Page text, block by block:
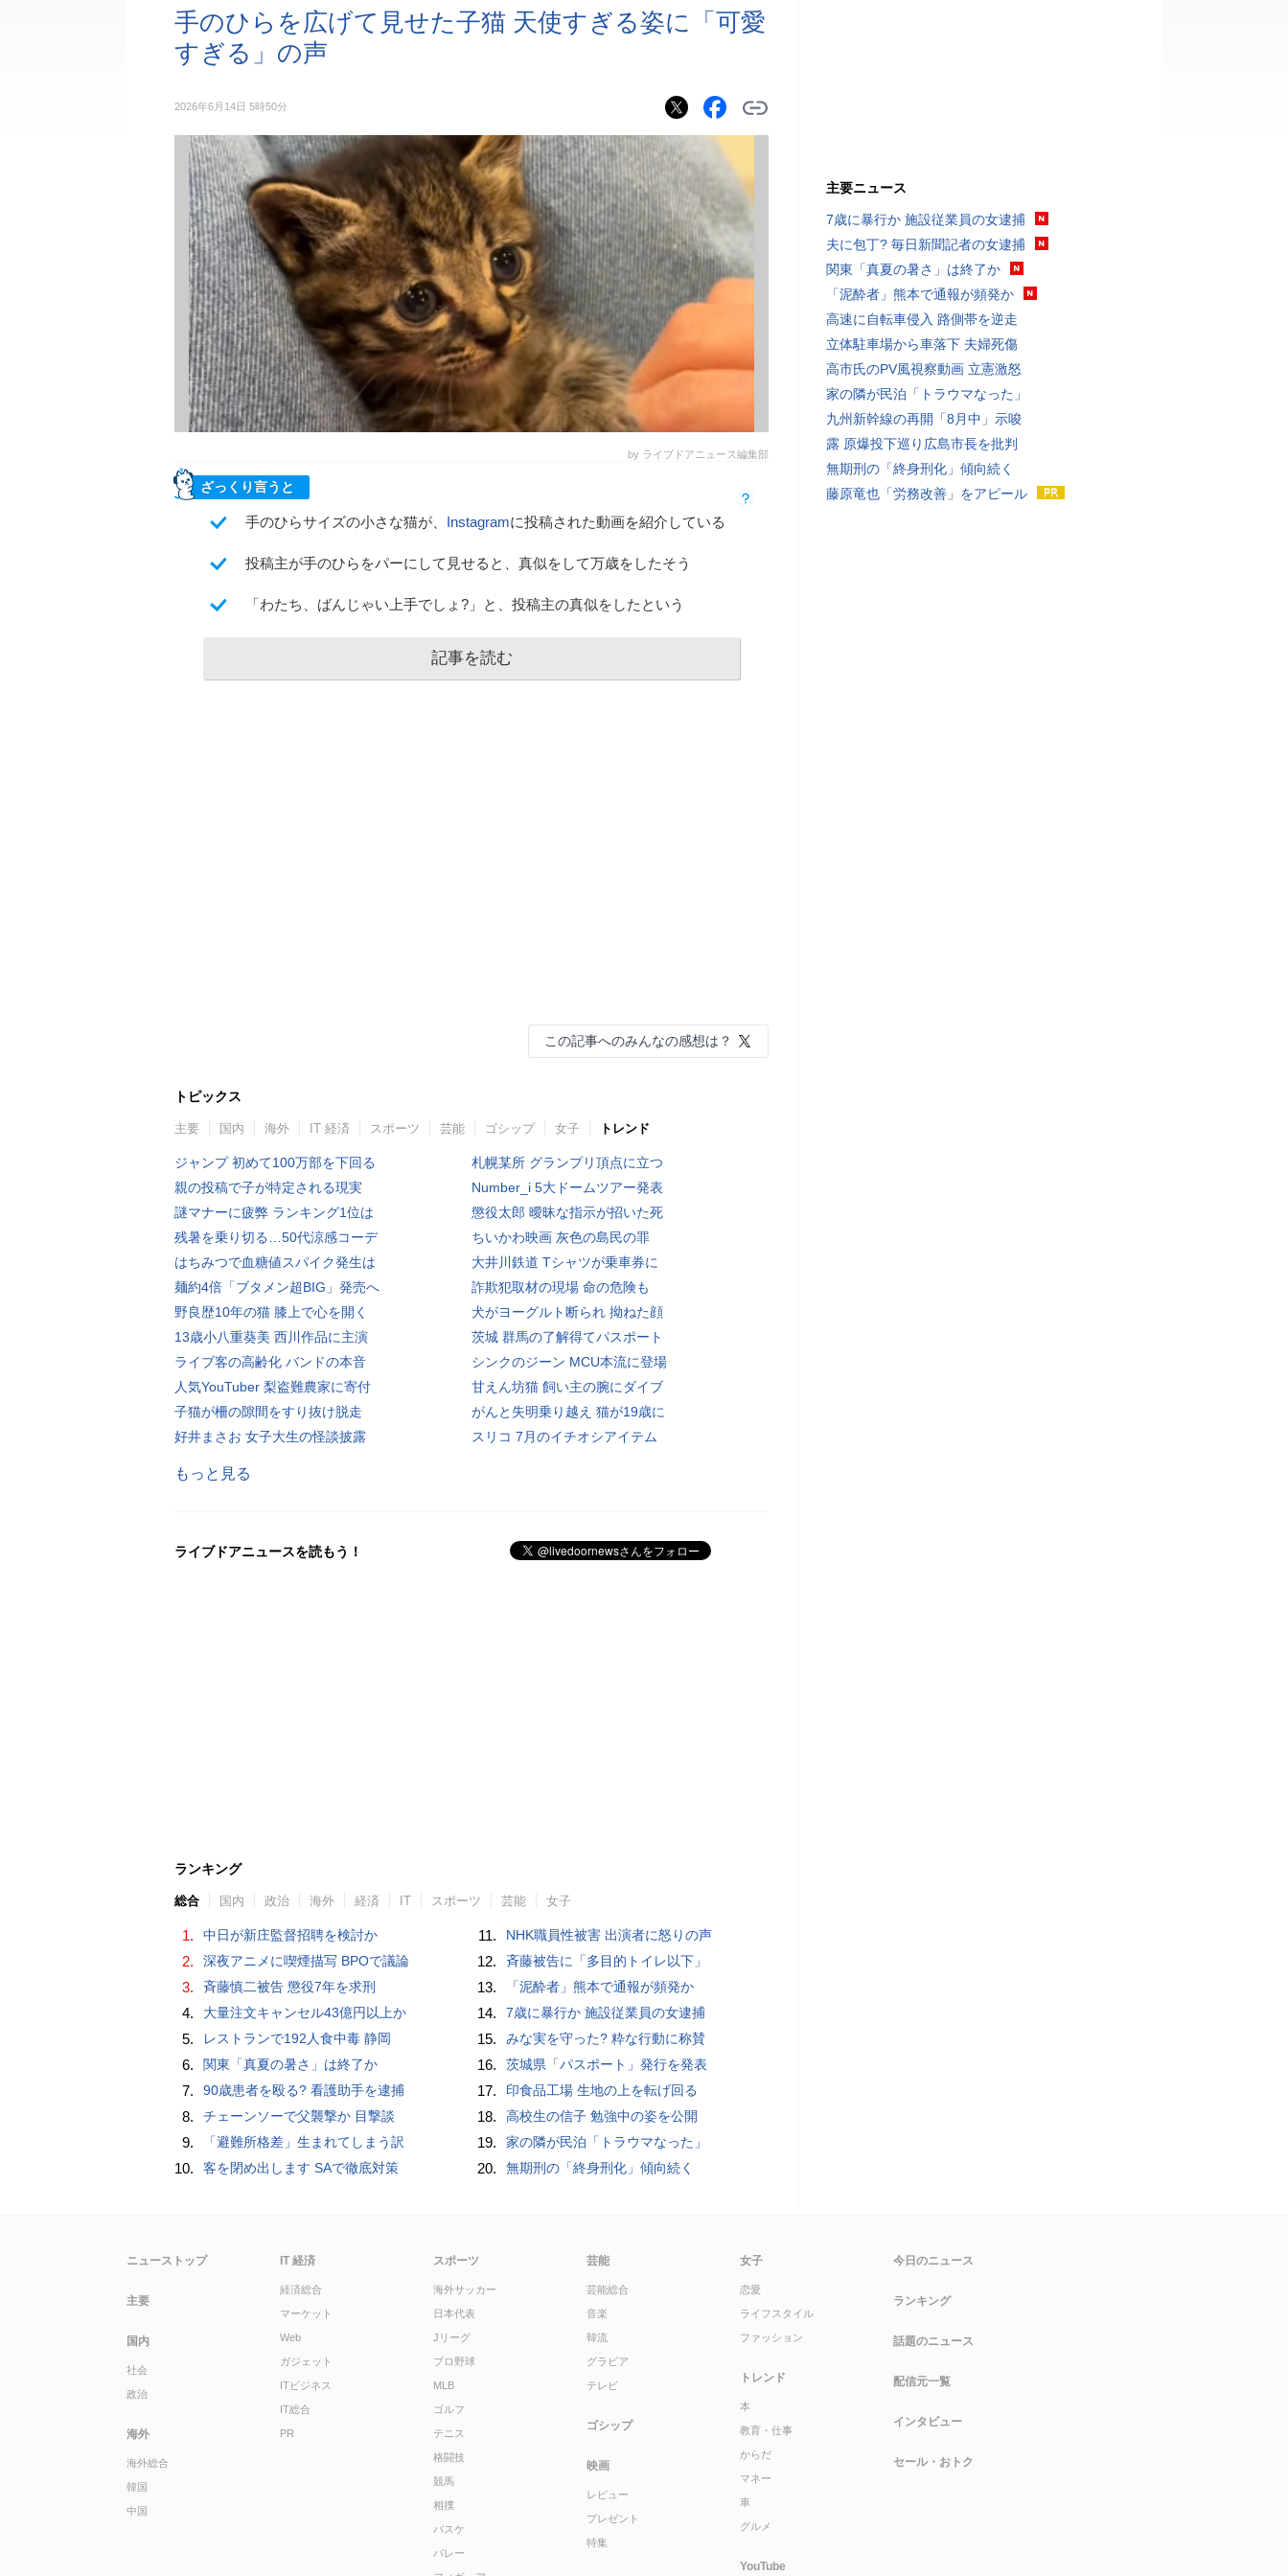
手のひらを広げて見せた子猫 天使すぎる姿に「可愛
すぎる」の声
2026年6月14日 5時50分
by ライブドアニュース編集部
ざっくり言うと
手のひらサイズの小さな猫が、 Instagramに投稿された動画を紹介している
投稿主が手のひらをパーにして見せると、真似をして万歳をしたそう
「わたち、ばんじゃい上手でしょ?」と、投稿主の真似をしたという
記事を読む
この記事へのみんなの感想は？
トピックス
主要 国内 海外 IT 経済 スポーツ 芸能 ゴシップ 女子 トレンド
ジャンプ 初めて100万部を下回る
親の投稿で子が特定される現実
謎マナーに疲弊 ランキング1位は
残暑を乗り切る…50代涼感コーデ
はちみつで血糖値スパイク発生は
麺約4倍「ブタメン超BIG」発売へ
野良歴10年の猫 膝上で心を開く
13歳小八重葵美 西川作品に主演
ライブ客の高齢化 バンドの本音
人気YouTuber 梨盗難農家に寄付
子猫が柵の隙間をすり抜け脱走
好井まさお 女子大生の怪談披露
札幌某所 グランプリ頂点に立つ
Number_i 5大ドームツアー発表
懲役太郎 曖昧な指示が招いた死
ちいかわ映画 灰色の島民の罪
大井川鉄道 Tシャツが乗車券に
詐欺犯取材の現場 命の危険も
犬がヨーグルト断られ 拗ねた顔
茨城 群馬の了解得てパスポート
シンクのジーン MCU本流に登場
甘えん坊猫 飼い主の腕にダイブ
がんと失明乗り越え 猫が19歳に
スリコ 7月のイチオシアイテム
もっと見る
ライブドアニュースを読もう！
ランキング
総合 国内 政治 海外 経済 IT スポーツ 芸能 女子
1. 中日が新庄監督招聘を検討か
2. 深夜アニメに喫煙描写 BPOで議論
3. 斉藤慎二被告 懲役7年を求刑
4. 大量注文キャンセル43億円以上か
5. レストランで192人食中毒 静岡
6. 関東「真夏の暑さ」は終了か
7. 90歳患者を殴る? 看護助手を逮捕
8. チェーンソーで父襲撃か 目撃談
9. 「避難所格差」生まれてしまう訳
10. 客を閉め出します SAで徹底対策
11. NHK職員性被害 出演者に怒りの声
12. 斉藤被告に「多目的トイレ以下」
13. 「泥酔者」熊本で通報が頻発か
14. 7歳に暴行か 施設従業員の女逮捕
15. みな実を守った? 粋な行動に称賛
16. 茨城県「パスポート」発行を発表
17. 印食品工場 生地の上を転げ回る
18. 高校生の信子 勉強中の姿を公開
19. 家の隣が民泊「トラウマなった」
20. 無期刑の「終身刑化」傾向続く
主要ニュース
7歳に暴行か 施設従業員の女逮捕
夫に包丁? 毎日新聞記者の女逮捕
関東「真夏の暑さ」は終了か
「泥酔者」熊本で通報が頻発か
高速に自転車侵入 路側帯を逆走
立体駐車場から車落下 夫婦死傷
高市氏のPV風視察動画 立憲激怒
家の隣が民泊「トラウマなった」
九州新幹線の再開「8月中」示唆
露 原爆投下巡り広島市長を批判
無期刑の「終身刑化」傾向続く
藤原竜也「労務改善」をアピール
ニューストップ
主要
国内
社会
政治
海外
海外総合
韓国
中国
IT 経済
経済総合
マーケット
Web
ガジェット
ITビジネス
IT総合
PR
スポーツ
海外サッカー
日本代表
Jリーグ
プロ野球
MLB
ゴルフ
テニス
格闘技
競馬
相撲
バスケ
バレー
芸能
芸能総合
音楽
韓流
グラビア
テレビ
ゴシップ
映画
レビュー
プレゼント
特集
女子
恋愛
ライフスタイル
ファッション
トレンド
本
教育・仕事
からだ
マネー
車
グルメ
YouTube
今日のニュース
ランキング
話題のニュース
配信元一覧
インタビュー
セール・おトク